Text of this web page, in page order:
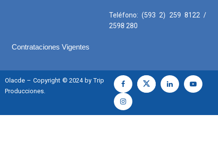
Teléfono: (593 2) 259 8122 /
2598 280
Contrataciones Vigentes
Olacde – Copyright © 2024 by Trip
Producciones.